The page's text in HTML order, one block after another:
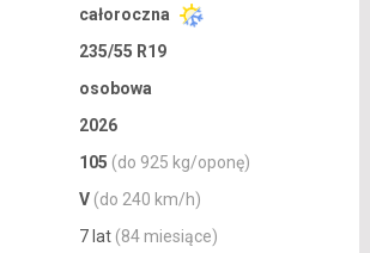
całoroczna
235/55 R19
osobowa
2026
105 (do 925 kg/oponę)
V (do 240 km/h)
7 lat (84 miesiące)